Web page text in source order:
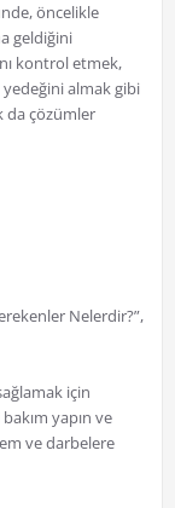
öncelikle
geldiğini
kontrol etmek,
almak gibi
da çözümler
Nelerdir?”,
için
yapın ve
ve darbelere